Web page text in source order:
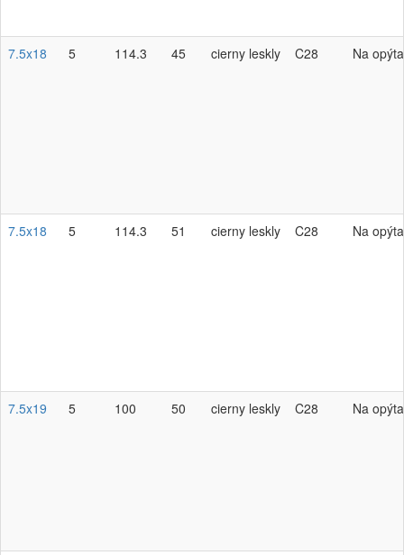
7.5x18 5 114.3 45 cierny leskly C28 Na
7.5x18 5 114.3 51 cierny leskly C28 Na
7.5x19 5 100 50 cierny leskly C28 Na